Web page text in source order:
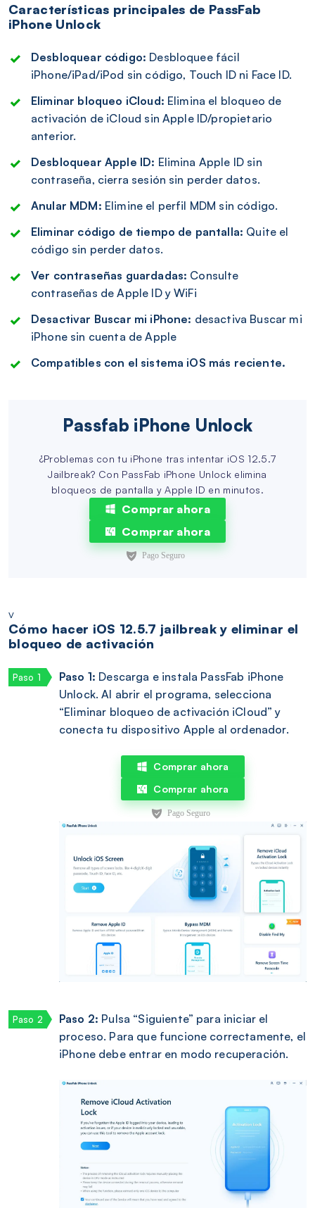
Características principales de PassFab
iPhone Unlock
Desbloquear código: Desbloquee fácil
iPhone/iPad/iPod sin código, Touch ID ni Face ID.
Eliminar bloqueo iCloud: Elimina el bloqueo de
activación de iCloud sin Apple ID/propietario
anterior.
Desbloquear Apple ID: Elimina Apple ID sin
contraseña, cierra sesión sin perder datos.
Anular MDM: Elimine el perfil MDM sin código.
Eliminar código de tiempo de pantalla: Quite el
código sin perder datos.
Ver contraseñas guardadas: Consulte
contraseñas de Apple ID y WiFi
Desactivar Buscar mi iPhone: desactiva Buscar mi
iPhone sin cuenta de Apple
Compatibles con el sistema iOS más reciente.
Passfab iPhone Unlock
¿Problemas con tu iPhone tras intentar iOS 12.5.7
Jailbreak? Con PassFab iPhone Unlock elimina
bloqueos de pantalla y Apple ID en minutos.
Comprar ahora
Comprar ahora
v
Cómo hacer iOS 12.5.7 jailbreak y eliminar el
bloqueo de activación
Paso 1: Descarga e instala PassFab iPhone
Unlock. Al abrir el programa, selecciona
“Eliminar bloqueo de activación iCloud” y
conecta tu dispositivo Apple al ordenador.
Comprar ahora
Comprar ahora
Paso 2: Pulsa “Siguiente” para iniciar el
proceso. Para que funcione correctamente, el
iPhone debe entrar en modo recuperación.